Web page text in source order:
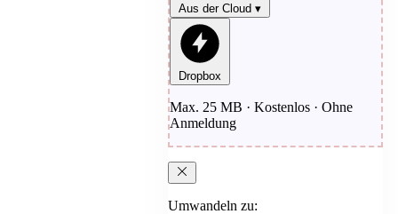
Aus der Cloud ▾
Dropbox
Max. 25 MB · Kostenlos · Ohne
Anmeldung
Umwandeln zu: